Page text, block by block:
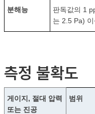
분해능
판독값의 1
는 2.5 Pa)
측정 불확도
게이지, 절대 압력
또는 진공
범위